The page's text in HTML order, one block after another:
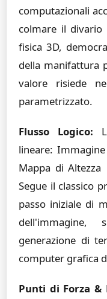
computazionali
colmare il
fisica 3D,
della manifattura
valore risiede
parametrizzato.
Flusso Logico:
lineare:
Mappa di
Segue il classico
passo iniziale di
dell'immagine,
generazione di
computer grafica
Punti di Forza &